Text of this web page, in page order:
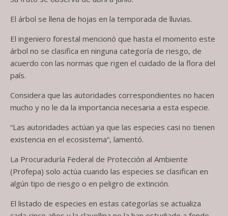
El árbol se llena de hojas en la temporada de lluvias.
El ingeniero forestal mencionó que hasta el momento este
árbol no se clasifica en ninguna categoría de riesgo, de
acuerdo con las normas que rigen el cuidado de la flora del
país.
Considera que las autoridades correspondientes no hacen
mucho y no le da la importancia necesaria a esta especie.
“Las autoridades actúan ya que las especies casi no tienen
existencia en el ecosistema“, lamentó.
La Procuraduría Federal de Protección al Ambiente
(Profepa) solo actúa cuando las especies se clasifican en
algún tipo de riesgo o en peligro de extinción.
El listado de especies en estas categorías se actualiza